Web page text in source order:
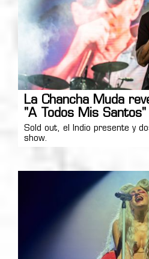
La Chancha Muda
"A Todos Mis Santos"
Sold out, el Indio presente y
show.